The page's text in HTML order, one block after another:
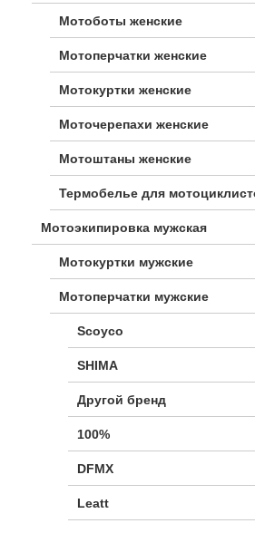
Мотоботы женские
Мотоперчатки женские
Мотокуртки женские
Моточерепахи женские
Мотоштаны женские
Термобелье для
Мотоэкипировка мужская
Мотокуртки мужские
Мотоперчатки мужские
Scoyco
SHIMA
Другой бренд
100%
DFMX
Leatt